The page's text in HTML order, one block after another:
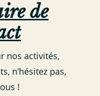
de
nos activités,
n’hésitez pas,
!